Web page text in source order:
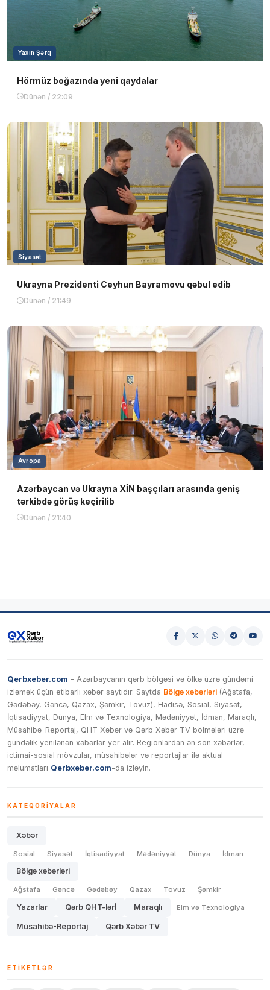
Yaxın Şərq
Hörmüz boğazında yeni qaydalar
Dünən / 22:09
Siyasət
Ukrayna Prezidenti Ceyhun Bayramovu qəbul edib
Dünən / 21:49
Avropa
Azərbaycan və Ukrayna XİN başçıları arasında geniş
tərkibdə görüş keçirilib
Dünən / 21:40
Qerbxeber.com – Azərbaycanın qərb bölgəsi və ölkə üzrə gündəmi
izləmək üçün etibarlı xəbər saytıdır. Saytda Bölgə xəbərləri (Ağstafa,
Gədəbəy, Gəncə, Qazax, Şəmkir, Tovuz), Hadisə, Sosial, Siyasət,
İqtisadiyyat, Dünya, Elm və Texnologiya, Mədəniyyət, İdman, Maraqlı,
Müsahibə-Reportaj, QHT Xəbər və Qərb Xəbər TV bölmələri üzrə
gündəlik yenilənən xəbərlər yer alır. Regionlardan ən son xəbərlər,
ictimai-sosial mövzular, müsahibələr və reportajlar ilə aktual
məlumatları Qerbxeber.com-da izləyin.
KATEQORIYALAR
Xəbər
Sosial Siyasət İqtisadiyyat Mədəniyyət Dünya İdman
Bölgə xəbərləri
Ağstafa Gəncə Gədəbəy Qazax Tovuz Şəmkir
Yazarlar Qərb QHT-lərİ Maraqlı Elm və Texnologiya
Müsahibə-Reportaj Qərb Xəbər TV
ETIKETLƏR